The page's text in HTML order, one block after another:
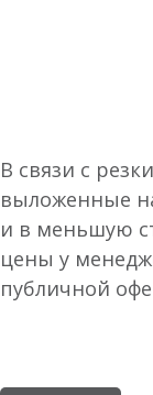
В связи с
выложенные
и в меньшую
цены у
публичной